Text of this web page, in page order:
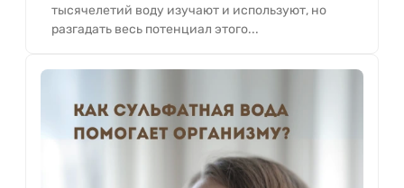
тысячелетий воду изучают и используют, но
разгадать весь потенциал этого...